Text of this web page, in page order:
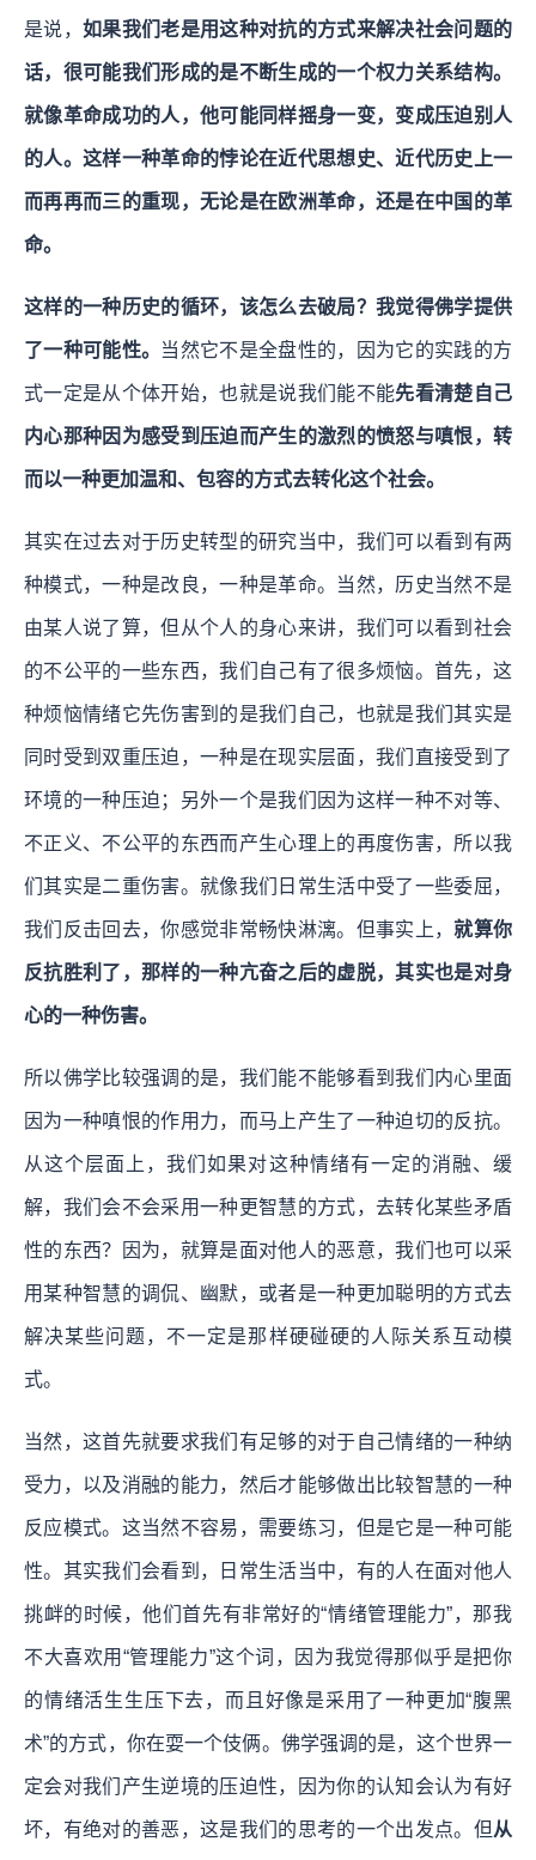
是说， 如果我们老是用这种对抗的方式来解决社会问题的
话，很可能我们形成的是不断生成的一个权力关系结构。
就像革命成功的人，他可能同样摇身一变，变成压迫别人
的人。这样一种革命的悖论在近代思想史、近代历史上一
而再再而三的重现，无论是在欧洲革命，还是在中国的革
命。
这样的一种历史的循环，该怎么去破局？我觉得佛学提供
了一种可能性。 当然它不是全盘性的，因为它的实践的方
式一定是从个体开始，也就是说我们能不能先看清楚自己
内心那种因为感受到压迫而产生的激烈的愤怒与嗔恨，转
而以一种更加温和、包容的方式去转化这个社会。
其实在过去对于历史转型的研究当中，我们可以看到有两
种模式，一种是改良，一种是革命。当然，历史当然不是
由某人说了算，但从个人的身心来讲，我们可以看到社会
的不公平的一些东西，我们自己有了很多烦恼。首先，这
种烦恼情绪它先伤害到的是我们自己，也就是我们其实是
同时受到双重压迫，一种是在现实层面，我们直接受到了
环境的一种压迫；另外一个是我们因为这样一种不对等、
不正义、不公平的东西而产生心理上的再度伤害，所以我
们其实是二重伤害。就像我们日常生活中受了一些委屈，
我们反击回去，你感觉非常畅快淋漓。但事实上，就算你
反抗胜利了，那样的一种亢奋之后的虚脱，其实也是对身
心的一种伤害。
所以佛学比较强调的是，我们能不能够看到我们内心里面
因为一种嗔恨的作用力，而马上产生了一种迫切的反抗。
从这个层面上，我们如果对这种情绪有一定的消融、缓
解，我们会不会采用一种更智慧的方式，去转化某些矛盾
性的东西？因为，就算是面对他人的恶意，我们也可以采
用某种智慧的调侃、幽默，或者是一种更加聪明的方式去
解决某些问题，不一定是那样硬碰硬的人际关系互动模
式。
当然，这首先就要求我们有足够的对于自己情绪的一种纳
受力，以及消融的能力，然后才能够做出比较智慧的一种
反应模式。这当然不容易，需要练习，但是它是一种可能
性。其实我们会看到，日常生活当中，有的人在面对他人
挑衅的时候，他们首先有非常好的“情绪管理能力”，那我
不大喜欢用“管理能力”这个词，因为我觉得那似乎是把你
的情绪活生生压下去，而且好像是采用了一种更加“腹黑
术”的方式，你在耍一个伎俩。佛学强调的是，这个世界一
定会对我们产生逆境的压迫性，因为你的认知会认为有好
坏，有绝对的善恶，这是我们的思考的一个出发点。但从